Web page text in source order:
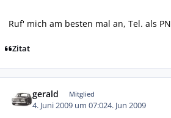
Ruf' mich am besten mal an, Tel. als PN
Zitat
gerald Mitglied
4. Juni 2009 um 07:024. Jun 2009